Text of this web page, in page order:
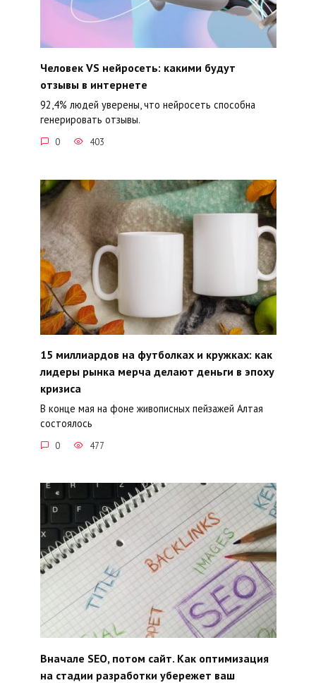
Человек VS нейросеть: какими будут
отзывы в интернете
92,4% людей уверены, что нейросеть способна
генерировать отзывы.
0 403
15 миллиардов на футболках и кружках: как
лидеры рынка мерча делают деньги в эпоху
кризиса
В конце мая на фоне живописных пейзажей Алтая
состоялось
0 477
Вначале SEO, потом сайт. Как оптимизация
на стадии разработки убережет ваш